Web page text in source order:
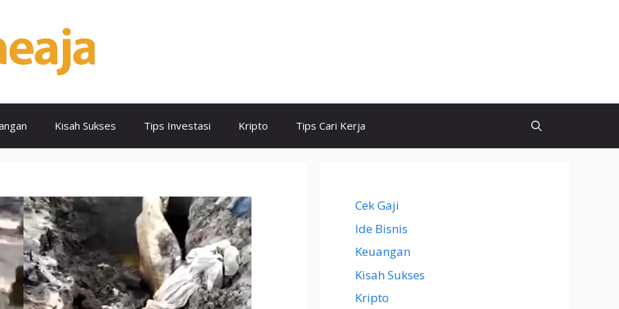
Kisah Sukses Tips Investasi Kripto Tips Cari Kerja
Cek Gaji
Ide Bisnis
Keuangan
Kisah Sukses
Kripto